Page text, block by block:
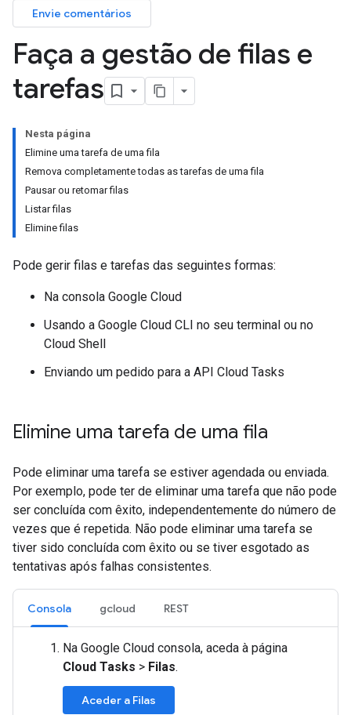
Envie comentários
Faça a gestão de filas e
tarefas
Nesta página
Elimine uma tarefa de uma fila
Remova completamente todas as tarefas de uma fila
Pausar ou retomar filas
Listar filas
Elimine filas
Pode gerir filas e tarefas das seguintes formas:
Na consola Google Cloud
Usando a Google Cloud CLI no seu terminal ou no
Cloud Shell
Enviando um pedido para a API Cloud Tasks
Elimine uma tarefa de uma fila
Pode eliminar uma tarefa se estiver agendada ou enviada.
Por exemplo, pode ter de eliminar uma tarefa que não pode
ser concluída com êxito, independentemente do número de
vezes que é repetida. Não pode eliminar uma tarefa se
tiver sido concluída com êxito ou se tiver esgotado as
tentativas após falhas consistentes.
Consola gcloud REST
Na Google Cloud consola, aceda à página
Cloud Tasks > Filas.
Aceder a Filas